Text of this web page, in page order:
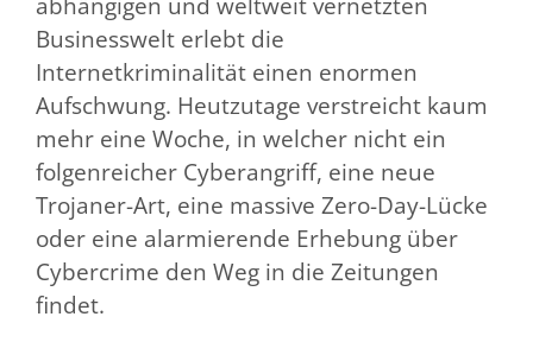
abhängigen und weltweit vernetzten
Businesswelt erlebt die
Internetkriminalität einen enormen
Aufschwung. Heutzutage verstreicht kaum
mehr eine Woche, in welcher nicht ein
folgenreicher Cyberangriff, eine neue
Trojaner-Art, eine massive Zero-Day-Lücke
oder eine alarmierende Erhebung über
Cybercrime den Weg in die Zeitungen
findet.